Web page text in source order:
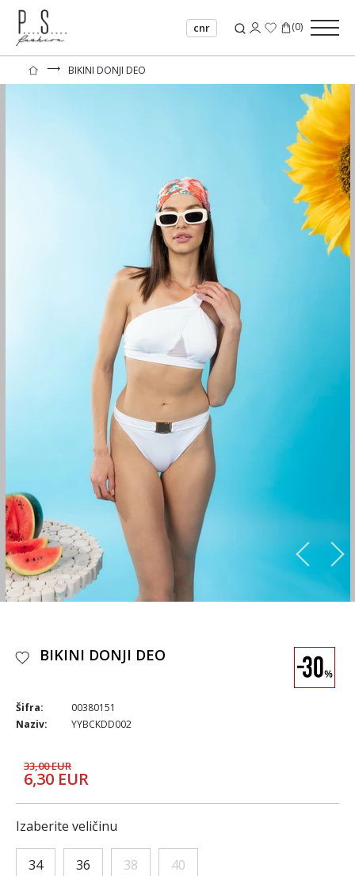
cnr (0)
⟶ BIKINI DONJI DEO
BIKINI DONJI DEO
Šifra:
00380151
Naziv:
YYBCKDD002
33,00 EUR
6,30 EUR
Izaberite veličinu
34 36 38 40